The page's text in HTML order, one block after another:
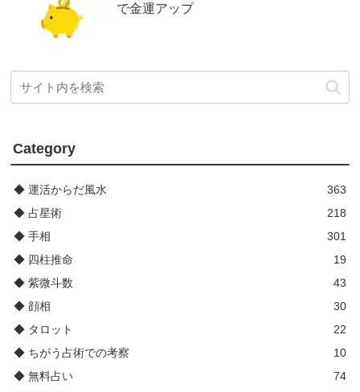
で金運アップ
Category
◆ 運活からだ風水
363
◆ 占星術
218
◆ 手相
301
◆ 四柱推命
19
◆ 紫微斗数
43
◆ 顔相
30
◆ タロット
22
◆ ちがう占術での考察
10
◆ 無料占い
74